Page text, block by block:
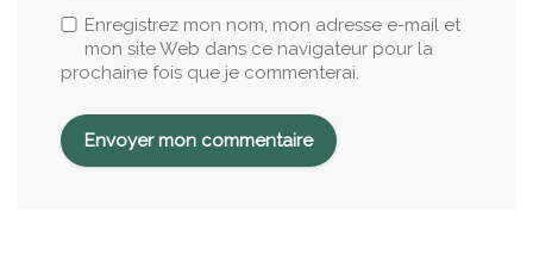
Enregistrez mon nom, mon adresse e-mail et
mon site Web dans ce navigateur pour la
prochaine fois que je commenterai.